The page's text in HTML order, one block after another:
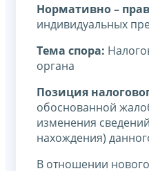
Нормативно –
индивидуальных
Тема спора:
органа
Позиция
обоснованной
изменения
нахождения)
В отношении